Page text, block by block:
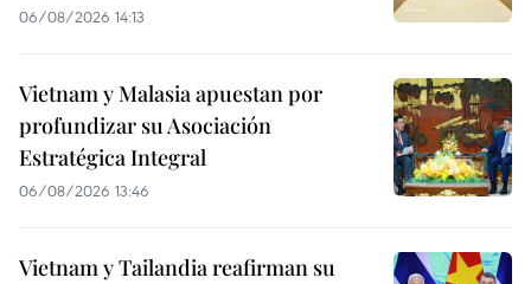
06/08/2026 14:13
Vietnam y Malasia apuestan por
profundizar su Asociación
Estratégica Integral
06/08/2026 13:46
Vietnam y Tailandia reafirman su